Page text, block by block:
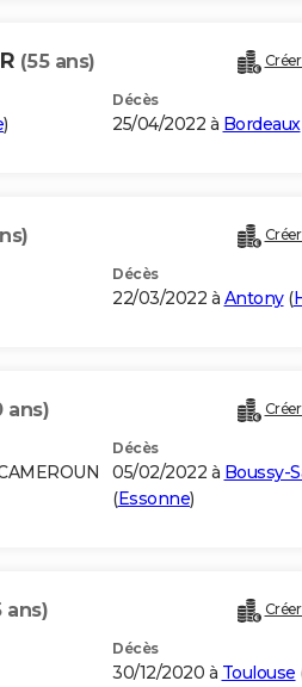
(55 ans)
)
Décès
25/04/2022 à Bordeaux
Décès
22/03/2022 à Antony(
ans)
Décès
05/02/2022 à Boussy-
(Essonne)
ans)
Décès
30/12/2020 à Toulouse